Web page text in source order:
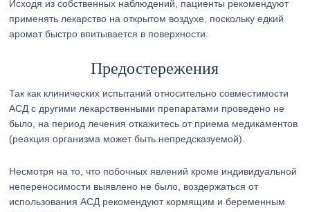
Исходя из собственных наблюдений, пациенты рекомендуют
применять лекарство на открытом воздухе, поскольку едкий
аромат быстро впитывается в поверхности.
Предостережения
Так как клинических испытаний относительно совместимости
АСД с другими лекарственными препаратами проведено не
было, на период лечения откажитесь от приема медикаментов
(реакция организма может быть непредсказуемой).
Несмотря на то, что побочных явлений кроме индивидуальной
непереносимости выявлено не было, воздержаться от
использования АСД рекомендуют кормящим и беременным